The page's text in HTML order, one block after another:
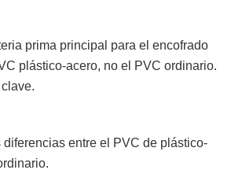
prima principal para el encofrado
plástico-acero, no el PVC ordinario.
diferencias entre el PVC de plástico-